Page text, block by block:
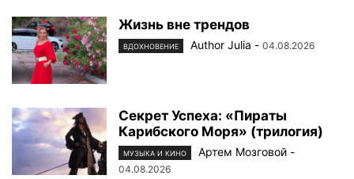
Жизнь вне трендов
ВДОХНОВЕНИЕ Author Julia - 04.08.2026
Секрет Успеха: «Пираты
Карибского Моря» (трилогия)
МУЗЫКА И КИНО Артем Мозговой -
04.08.2026